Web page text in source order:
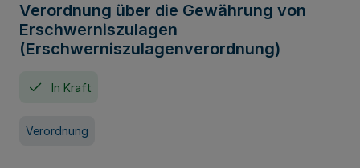
Verordnung über die Gewährung von
Erschwerniszulagen
(Erschwerniszulagenverordnung)
In Kraft
Verordnung